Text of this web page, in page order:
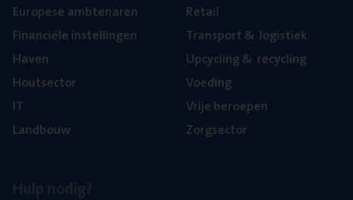
Euro­pe­se ambtenaren
Finan­ci­ë­le instellingen
Haven
Hout­sec­tor
IT
Land­bouw
Retail
Trans­port& logistiek
Upcy­cling& recycling
Voe­ding
Vrije beroe­pen
Zorg­sec­tor